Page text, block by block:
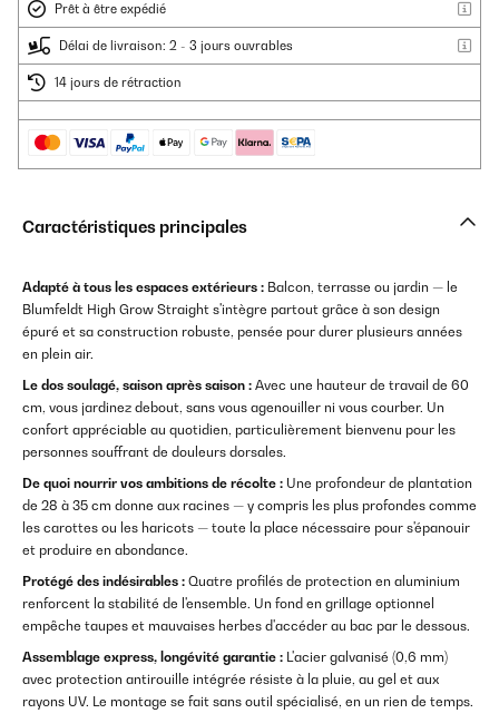
Prêt à être expédié
Délai de livraison: 2 - 3 jours ouvrables
14 jours de rétraction
Caractéristiques principales
Adapté à tous les espaces extérieurs : Balcon, terrasse ou jardin — le
Blumfeldt High Grow Straight s'intègre partout grâce à son design
épuré et sa construction robuste, pensée pour durer plusieurs années
en plein air.
Le dos soulagé, saison après saison : Avec une hauteur de travail de 60
cm, vous jardinez debout, sans vous agenouiller ni vous courber. Un
confort appréciable au quotidien, particulièrement bienvenu pour les
personnes souffrant de douleurs dorsales.
De quoi nourrir vos ambitions de récolte : Une profondeur de plantation
de 28 à 35 cm donne aux racines — y compris les plus profondes comme
les carottes ou les haricots — toute la place nécessaire pour s'épanouir
et produire en abondance.
Protégé des indésirables : Quatre profilés de protection en aluminium
renforcent la stabilité de l'ensemble. Un fond en grillage optionnel
empêche taupes et mauvaises herbes d'accéder au bac par le dessous.
Assemblage express, longévité garantie : L'acier galvanisé (0,6 mm)
avec protection antirouille intégrée résiste à la pluie, au gel et aux
rayons UV. Le montage se fait sans outil spécialisé, en un rien de temps.